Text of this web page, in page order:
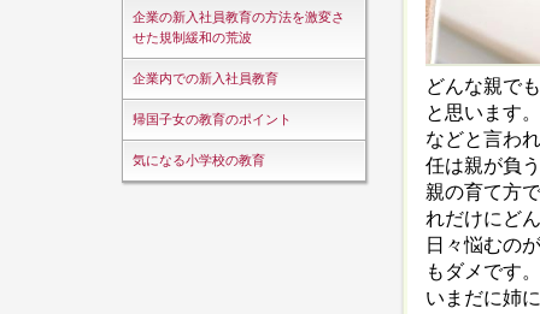
企業の新入社員教育の方法を激変さ
せた規制緩和の荒波
企業内での新入社員教育
帰国子女の教育のポイント
気になる小学校の教育
どんな親で
と思います
などと言わ
任は親が負
親の育て方
れだけにど
日々悩むの
もダメです
いまだに姉